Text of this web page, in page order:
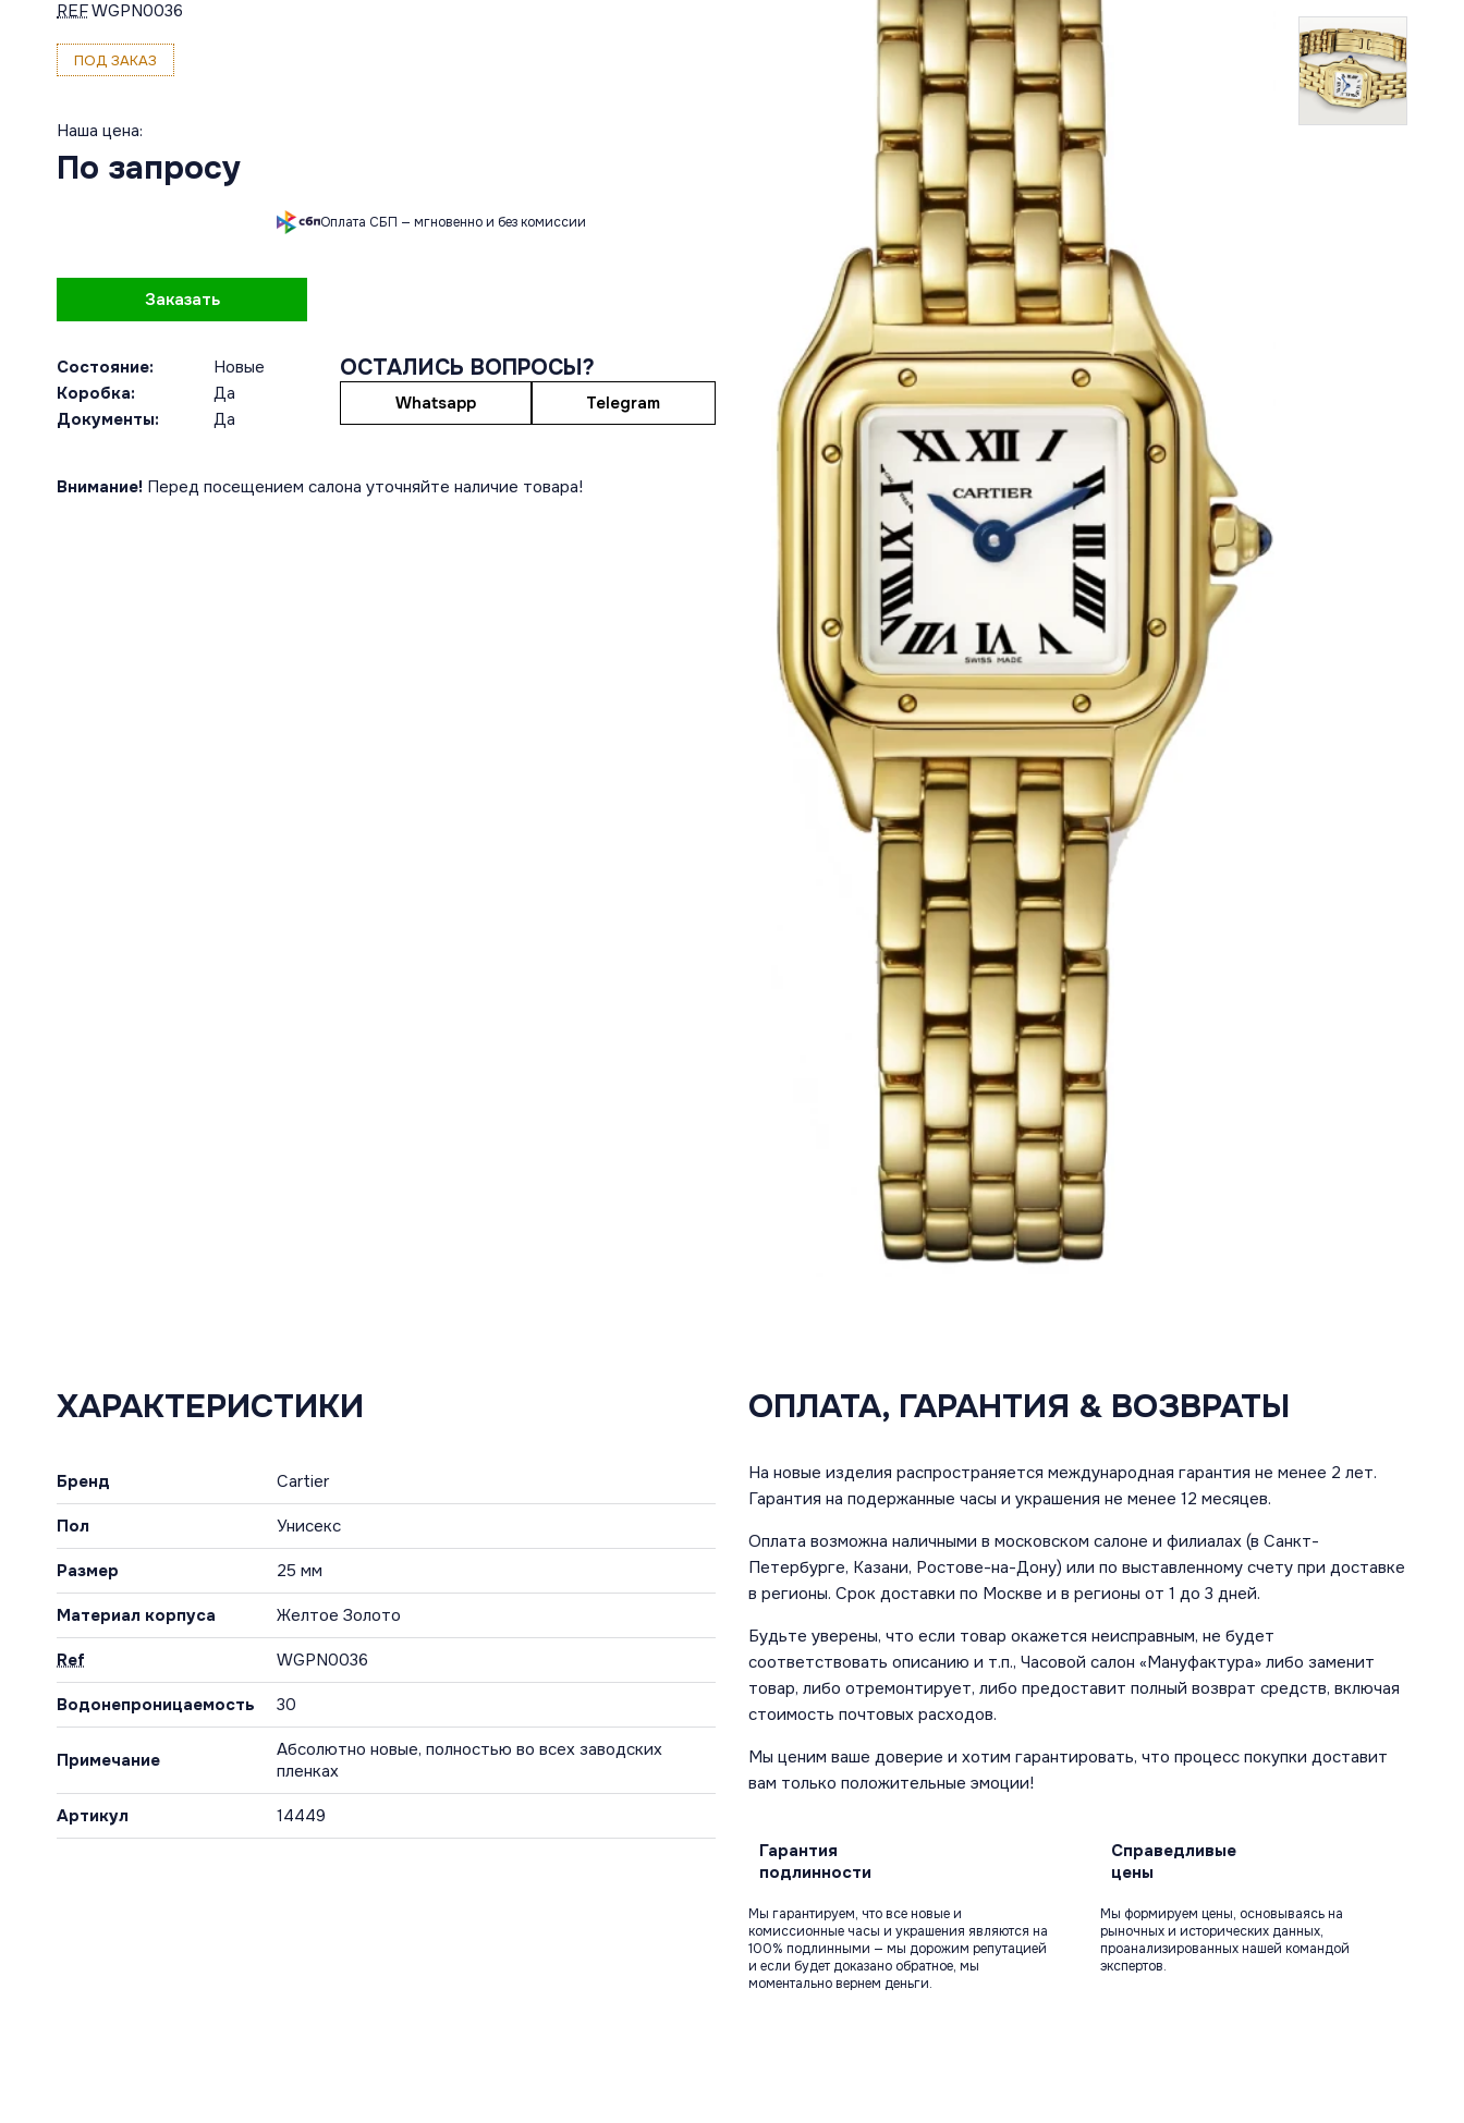
REFWGPN0036
ПОД ЗАКАЗ
Наша цена:
По запросу
Оплата СБП — мгновенно и без комиссии
Заказать
Состояние:
Новые
Коробка:
Да
Документы:
Да
ОСТАЛИСЬ ВОПРОСЫ?
Whatsapp Telegram
Внимание! Перед посещением салона уточняйте наличие товара!
ХАРАКТЕРИСТИКИ
Бренд Cartier
Пол Унисекс
Размер 25 мм
Материал корпуса Желтое Золото
Ref WGPN0036
Водонепроницаемость 30
Примечание
Абсолютно новые, полностью во всех заводских
пленках
Артикул 14449
ОПЛАТА, ГАРАНТИЯ & ВОЗВРАТЫ
На новые изделия распространяется международная гарантия не менее 2 лет.
Гарантия на подержанные часы и украшения не менее 12 месяцев.
Оплата возможна наличными в московском салоне и филиалах (в Санкт-
Петербурге, Казани, Ростове-на-Дону) или по выставленному счету при доставке
в регионы. Срок доставки по Москве и в регионы от 1 до 3 дней.
Будьте уверены, что если товар окажется неисправным, не будет
соответствовать описанию и т.п., Часовой салон «Мануфактура» либо заменит
товар, либо отремонтирует, либо предоставит полный возврат средств, включая
стоимость почтовых расходов.
Мы ценим ваше доверие и хотим гарантировать, что процесс покупки доставит
вам только положительные эмоции!
Гарантия
подлинности
Мы гарантируем, что все новые и
комиссионные часы и украшения являются на
100% подлинными — мы дорожим репутацией
и если будет доказано обратное, мы
моментально вернем деньги.
Справедливые
цены
Мы формируем цены, основываясь на
рыночных и исторических данных,
проанализированных нашей командой
экспертов.